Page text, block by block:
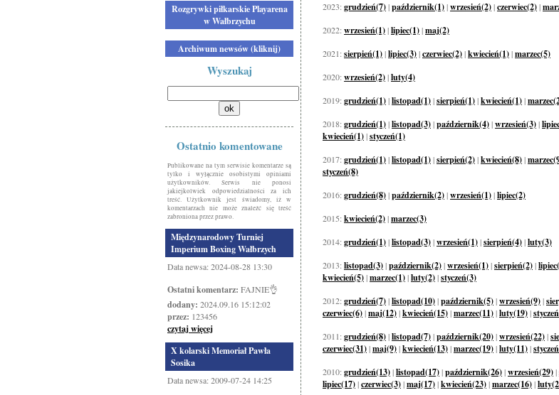
Rozgrywki piłkarskie Playarena
w Wałbrzychu
Archiwum newsów (kliknij)
Wyszukaj
Ostatnio komentowane
Publikowane na tym serwisie komentarze są
tylko i wyłącznie osobistymi opiniami
użytkowników. Serwis nie ponosi
jakiejkolwiek odpowiedzialności za ich
treść. Użytkownik jest świadomy, iż w
komentarzach nie może znaleźć się treść
zabroniona przez prawo.
Międzynarodowy Turniej
Imperium Boxing Wałbrzych
Data newsa: 2024-08-28 13:30
Ostatni komentarz: FAJNIE👌
dodany: 2024.09.16 15:12:02
przez: 123456
czytaj więcej
X kolarski Memoriał Pawła
Sosika
Data newsa: 2009-07-24 14:25
2023:grudzień(7)|październik(1)|wrzesień(2)|czerwiec(2)|
2022:wrzesień(1)|lipiec(1)|maj(2)
2021:sierpień(1)|lipiec(3)|czerwiec(2)|kwiecień(1)|marzec(5)
2020:wrzesień(2)|luty(4)
2019:grudzień(1)|listopad(1)|sierpień(1)|kwiecień(1)|
2018:grudzień(1)|listopad(3)|październik(4)|wrzesień(3)|
kwiecień(1)|styczeń(1)
2017:grudzień(1)|listopad(1)|sierpień(2)|kwiecień(8)|
styczeń(8)
2016:grudzień(8)|październik(2)|wrzesień(1)|lipiec(2)
2015:kwiecień(2)|marzec(3)
2014:grudzień(1)|listopad(3)|wrzesień(1)|sierpień(4)|luty(3)
2013:listopad(3)|październik(2)|wrzesień(1)|sierpień(2)|
kwiecień(5)|marzec(1)|luty(2)|styczeń(3)
2012:grudzień(7)|listopad(10)|październik(5)|wrzesień(9)|
czerwiec(6)|maj(12)|kwiecień(15)|marzec(11)|luty(19)|
2011:grudzień(8)|listopad(7)|październik(20)|wrzesień(22)|
czerwiec(31)|maj(9)|kwiecień(13)|marzec(19)|luty(11)|
2010:grudzień(13)|listopad(17)|październik(26)|wrzesień(29)|
lipiec(17)|czerwiec(3)|maj(17)|kwiecień(23)|marzec(16)|